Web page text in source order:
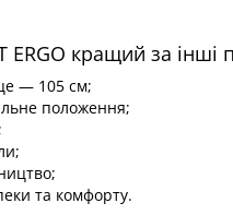
кращий за інші
— 105 см;
положення;
та комфорту.